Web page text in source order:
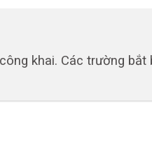
khai. Các trường bắt